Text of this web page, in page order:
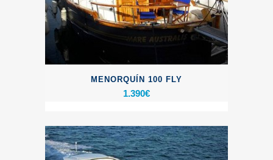
MENORQUÍN 100 FLY
1.390€